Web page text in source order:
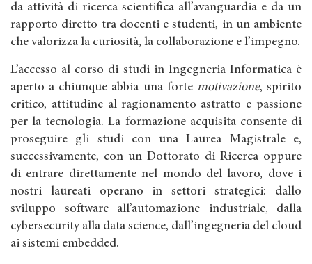
da attività di ricerca scientifica all’avanguardia e da un
rapporto diretto tra docenti e studenti, in un ambiente
che valorizza la curiosità, la collaborazione e l’impegno.
L’accesso al corso di studi in Ingegneria Informatica è
aperto a chiunque abbia una forte motivazione, spirito
critico, attitudine al ragionamento astratto e passione
per la tecnologia. La formazione acquisita consente di
proseguire gli studi con una Laurea Magistrale e,
successivamente, con un Dottorato di Ricerca oppure
di entrare direttamente nel mondo del lavoro, dove i
nostri laureati operano in settori strategici: dallo
sviluppo software all’automazione industriale, dalla
cybersecurity alla data science, dall’ingegneria del cloud
ai sistemi embedded.